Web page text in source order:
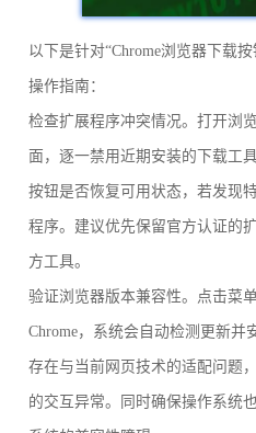
以下是针对“Chrome浏览器下载
操作指南：
检查扩展程序冲突情况。打开浏
面，逐一禁用近期安装的下载工
按钮是否恢复可用状态，若发现
程序。建议优先保留官方认证的
方工具。
验证浏览器版本兼容性。点击菜
Chrome，系统会自动检测更新
存在与当前网页技术的适配问题
的交互异常。同时确保操作系统